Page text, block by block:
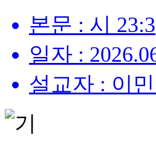
본문 : 시 23:3
일자 :
설교자 : 이